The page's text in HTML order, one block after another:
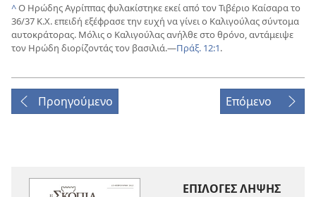
^Ο Ηρώδης Αγρίππας φυλακίστηκε εκεί από τον Τιβέριο Καίσαρα το
36/37 Κ.Χ. επειδή εξέφρασε την ευχή να γίνει ο Καλιγούλας σύντομα
αυτοκράτορας. Μόλις ο Καλιγούλας ανήλθε στο θρόνο, αντάμειψε
τον Ηρώδη διορίζοντάς τον βασιλιά.​—Πράξ. 12:1.
Προηγούμενο Επόμενο
ΕΠΙΛΟΓΕΣ ΛΗΨΗΣ